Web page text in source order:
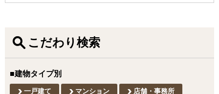
こだわり検索
■建物タイプ別
一戸建て マンション 店舗・事務所